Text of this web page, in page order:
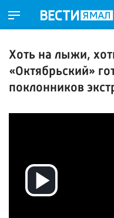
Хоть на лыжи,
«Октябрьский»
поклонников